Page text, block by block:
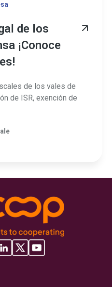
de los
¡Conoce
de los vales de
de ISR, exención de